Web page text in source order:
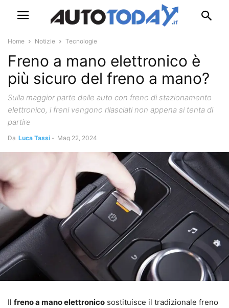
Home Notizie Tecnologie
Freno a mano elettronico è
più sicuro del freno a mano?
Sulla maggior parte delle auto con freno di stazionamento
elettronico, i freni vengono rilasciati non appena si tenta di
partire
Da Luca Tassi - Mag 22, 2024
Il freno a mano elettronico sostituisce il tradizionale freno